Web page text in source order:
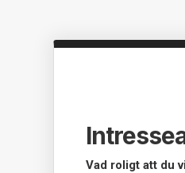
Vad roligt att du